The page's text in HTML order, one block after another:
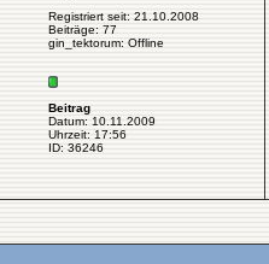
Registriert seit: 21.10.2008
Beiträge: 77
gin_tektorum: Offline
Beitrag
Datum: 10.11.2009
Uhrzeit: 17:56
ID: 36246